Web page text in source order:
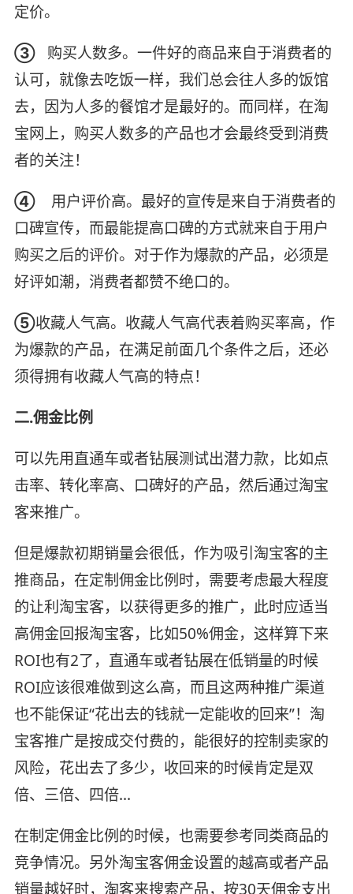
定价。
③ 购买人数多。一件好的商品来自于消费者的
认可，就像去吃饭一样，我们总会往人多的饭馆
去，因为人多的餐馆才是最好的。而同样，在淘
宝网上，购买人数多的产品也才会最终受到消费
者的关注！
④ 用户评价高。最好的宣传是来自于消费者的
口碑宣传，而最能提高口碑的方式就来自于用户
购买之后的评价。对于作为爆款的产品，必须是
好评如潮，消费者都赞不绝口的。
⑤收藏人气高。收藏人气高代表着购买率高，作
为爆款的产品，在满足前面几个条件之后，还必
须得拥有收藏人气高的特点！
二.佣金比例
可以先用直通车或者钻展测试出潜力款，比如点
击率、转化率高、口碑好的产品，然后通过淘宝
客来推广。
但是爆款初期销量会很低，作为吸引淘宝客的主
推商品，在定制佣金比例时，需要考虑最大程度
的让利淘宝客，以获得更多的推广，此时应适当
高佣金回报淘宝客，比如50%佣金，这样算下来
ROI也有2了，直通车或者钻展在低销量的时候
ROI应该很难做到这么高，而且这两种推广渠道
也不能保证“花出去的钱就一定能收的回来”！淘
宝客推广是按成交付费的，能很好的控制卖家的
风险，花出去了多少，收回来的时候肯定是双
倍、三倍、四倍…
在制定佣金比例的时候，也需要参考同类商品的
竞争情况。另外淘宝客佣金设置的越高或者产品
销量越好时，淘客来搜索产品，按30天佣金支出